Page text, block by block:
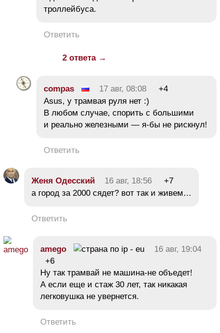
троллейбуса.
Ответить
2 ответа →
compas 17 авг, 08:08
+4
Asus, у трамвая руля нет :)
В любом случае, спорить с большими
и реально железными — я-бы не рискнул!
Ответить
Женя Одесский 16 авг, 18:56
+7
а город за 2000 сядет? вот так и живем…
Ответить
amego
16 авг, 19:04
+6
Ну так трамвай не машина-не объедет!
А если еще и стаж 30 лет, так никакая
легковушка не увернется.
Ответить